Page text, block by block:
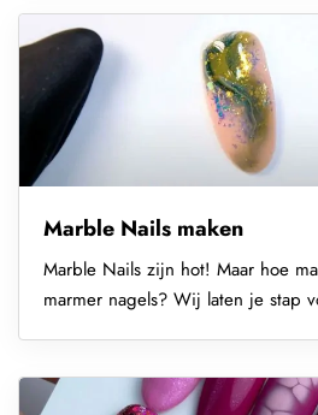
Marble Nails maken
Marble Nails zijn hot! Maar hoe
marmer nagels? Wij laten je stap